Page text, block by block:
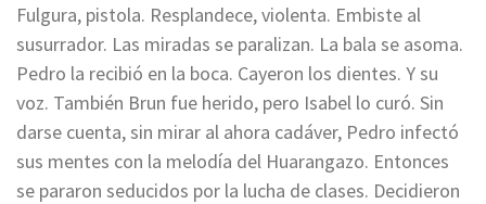
Fulgura, pistola. Resplandece, violenta. Embiste al
susurrador. Las miradas se paralizan. La bala se asoma.
Pedro la recibió en la boca. Cayeron los dientes. Y su
voz. También Brun fue herido, pero Isabel lo curó. Sin
darse cuenta, sin mirar al ahora cadáver, Pedro infectó
sus mentes con la melodía del Huarangazo. Entonces
se pararon seducidos por la lucha de clases. Decidieron